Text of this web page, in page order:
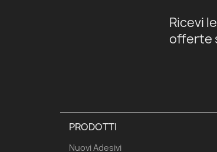
Ricevi
offerte
PRODOTTI
Nuovi Adesivi